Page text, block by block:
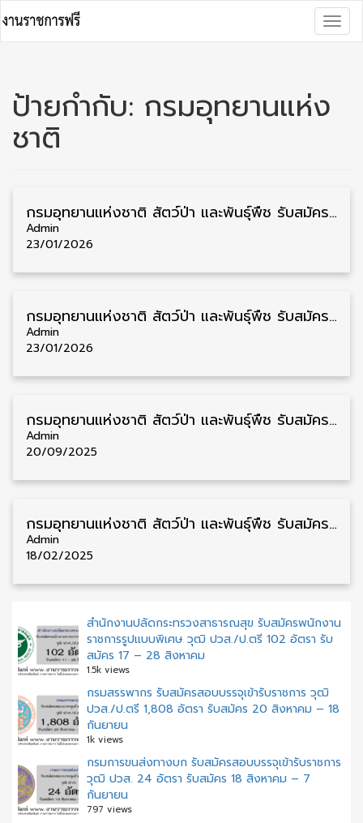
to
content
ป้ายกำกับ: กรมอุทยานแห่ง
ชาติ
กรมอุทยานแห่งชาติ สัตว์ป่า และพันธุ์พืช รับสมัครคัดเลือกพนักงานราชการ ไม่จำกัดวุฒิ/วุฒิ ปวช./ปวส./ป.ตรี 356 อัตรา รับสมัคร 29 มกราคม – 12 กุมกาพันธ์
Admin
23/01/2026
กรมอุทยานแห่งชาติ สัตว์ป่า และพันธุ์พืช รับสมัครสอบบรรจุเข้ารับราชการ วุฒิ ปวส./ป.ตรี 73 อัตรา รับสมัคร 29 มกราคม – 19 กุมกาพันธ์
Admin
23/01/2026
กรมอุทยานแห่งชาติ สัตว์ป่า และพันธุ์พืช รับสมัครพนักงาน TOR วุฒิ ป.ตรี 2 อัตรา รับสมัครตั้งแต่บัดนี้ – 29 กันยายน
Admin
20/09/2025
กรมอุทยานแห่งชาติ สัตว์ป่า และพันธุ์พืช รับสมัครคัดเลือกพนักงานราชการ หลายวุฒิ 238 อัตรา รับสมัคร 24 กุมภาพันธ์ – 6 มีนาคม
Admin
18/02/2025
สำนักงานปลัดกระทรวงสาธารณสุข รับสมัครพนักงาน
ราชการรูปแบบพิเศษ วุฒิ ปวส./ป.ตรี 102 อัตรา รับ
สมัคร 17 – 28 สิงหาคม
1.5k views
กรมสรรพากร รับสมัครสอบบรรจุเข้ารับราชการ วุฒิ
ปวส./ป.ตรี 1,808 อัตรา รับสมัคร 20 สิงหาคม – 18
กันยายน
1k views
กรมการขนส่งทางบก รับสมัครสอบบรรจุเข้ารับราชการ
วุฒิ ปวส. 24 อัตรา รับสมัคร 18 สิงหาคม – 7
กันยายน
797 views